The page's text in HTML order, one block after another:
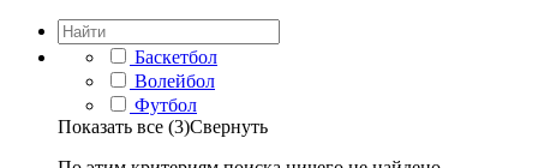
Баскетбол
Волейбол
Футбол
Показать все (3)Свернуть